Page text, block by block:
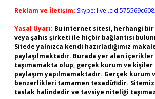
Reklam ve İletişim: Skype:
Yasal Uyarı: Bu internet sitesi, herhangi
veya şahıs şirketi ile hiçbir bağlantısı
Sitede yalnızca kendi hazırladığımız
paylaşılmaktadır. Burada yer alan
taşımamakta olup, gerçek kurum ve kişiler
paylaşım yapılmamaktadır. Gerçek kurum
benzerlikleri tamamen tesadüfidir.
taslak halindedir ve tavsiye niteliği